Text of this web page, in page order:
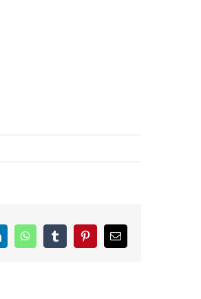
WhatsAppTumblrPinterest
E-